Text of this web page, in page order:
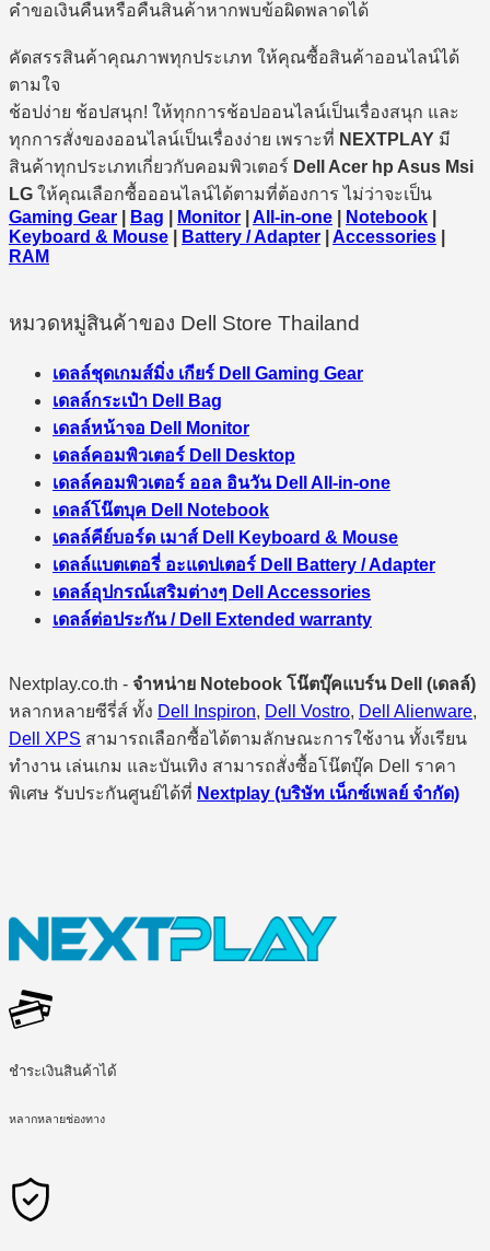
คำขอเงินคืนหรือคืนสินค้าหากพบข้อผิดพลาดได้
คัดสรรสินค้าคุณภาพทุกประเภท ให้คุณซื้อสินค้าออนไลน์ได้
ตามใจ
ช้อปง่าย ช้อปสนุก! ให้ทุกการช้อปออนไลน์เป็นเรื่องสนุก และ
ทุกการสั่งของออนไลน์เป็นเรื่องง่าย เพราะที่ NEXTPLAY มี
สินค้าทุกประเภทเกี่ยวกับคอมพิวเตอร์ Dell Acer hp Asus Msi
LG ให้คุณเลือกซื้อออนไลน์ได้ตามที่ต้องการ ไม่ว่าจะเป็น
Gaming Gear
Bag Monitor All-in-one Notebook
Keyboard & Mouse
Battery / Adapter Accessories
RAM
หมวดหมู่สินค้าของ Dell Store Thailand
เดลล์ชุดเกมส์มิ่ง เกียร์ Dell Gaming Gear
เดลล์กระเป๋า Dell Bag
เดลล์หน้าจอ Dell Monitor
เดลล์คอมพิวเตอร์ Dell Desktop
เดลล์คอมพิวเตอร์ ออล อินวัน Dell All-in-one
เดลล์โน๊ตบุค Dell Notebook
เดลล์คีย์บอร์ด เมาส์ Dell Keyboard & Mouse
เดลล์แบตเตอรี่ อะแดปเตอร์ Dell Battery / Adapter
เดลล์อุปกรณ์เสริมต่างๆ Dell Accessories
เดลล์ต่อประกัน / Dell Extended warranty
Nextplay.co.th - จำหน่าย Notebook โน๊ตบุ๊คแบร์น Dell (เดลล์)
หลากหลายซีรี่ส์ ทั้ง Dell Inspiron, Dell Vostro, Dell Alienware,
Dell XPS สามารถเลือกซื้อได้ตามลักษณะการใช้งาน ทั้งเรียน
ทำงาน เล่นเกม และบันเทิง สามารถสั่งซื้อโน๊ตบุ๊ค Dell ราคา
พิเศษ รับประกันศูนย์ได้ที่ Nextplay (บริษัท เน็กซ์เพลย์ จำกัด)
ชำระเงินสินค้าได้
หลากหลายช่องทาง